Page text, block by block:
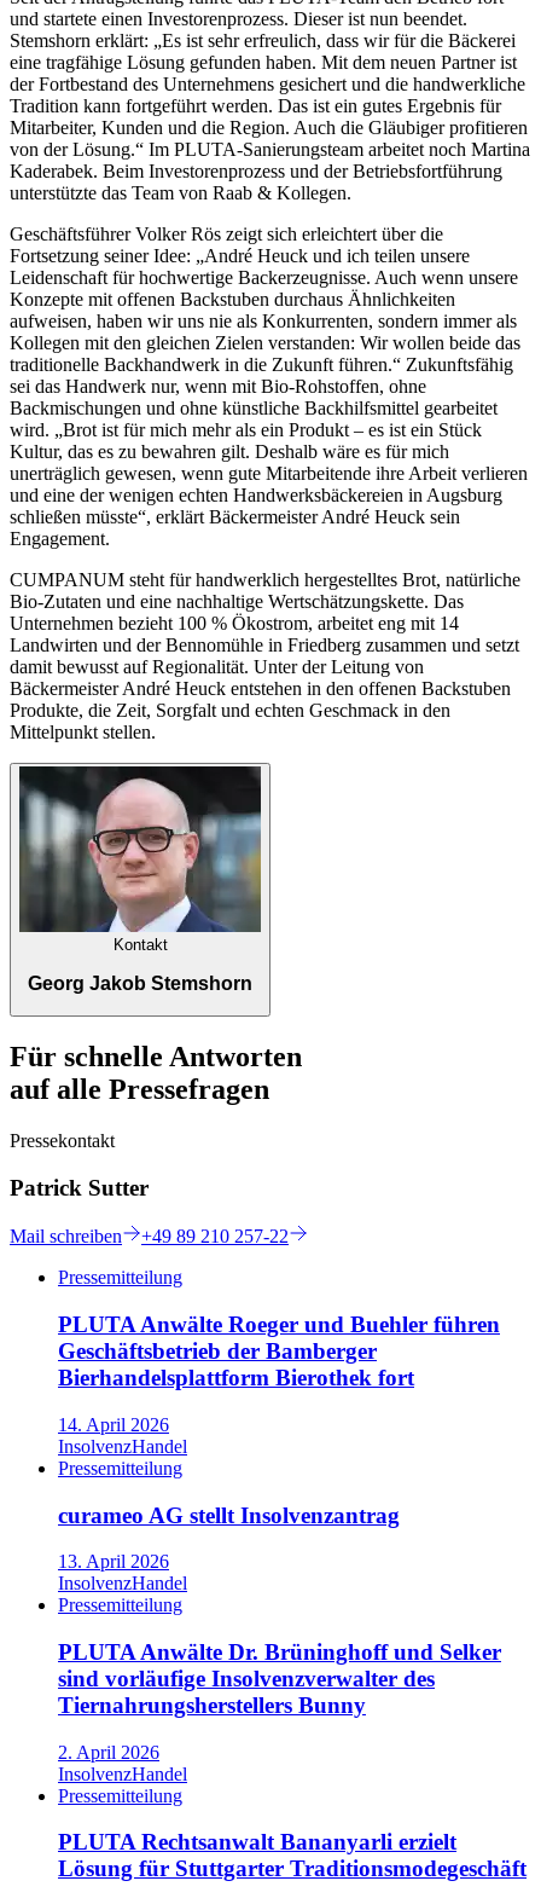
und startete einen Investorenprozess. Dieser ist nun beendet.
Stemshorn erklärt: „Es ist sehr erfreulich, dass wir für die Bäckerei
eine tragfähige Lösung gefunden haben. Mit dem neuen Partner ist
der Fortbestand des Unternehmens gesichert und die handwerkliche
Tradition kann fortgeführt werden. Das ist ein gutes Ergebnis für
Mitarbeiter, Kunden und die Region. Auch die Gläubiger profitieren
von der Lösung.“ Im PLUTA-Sanierungsteam arbeitet noch Martina
Kaderabek. Beim Investorenprozess und der Betriebsfortführung
unterstützte das Team von Raab & Kollegen.
Geschäftsführer Volker Rös zeigt sich erleichtert über die
Fortsetzung seiner Idee: „André Heuck und ich teilen unsere
Leidenschaft für hochwertige Backerzeugnisse. Auch wenn unsere
Konzepte mit offenen Backstuben durchaus Ähnlichkeiten
aufweisen, haben wir uns nie als Konkurrenten, sondern immer als
Kollegen mit den gleichen Zielen verstanden: Wir wollen beide das
traditionelle Backhandwerk in die Zukunft führen.“ Zukunftsfähig
sei das Handwerk nur, wenn mit Bio-Rohstoffen, ohne
Backmischungen und ohne künstliche Backhilfsmittel gearbeitet
wird. „Brot ist für mich mehr als ein Produkt – es ist ein Stück
Kultur, das es zu bewahren gilt. Deshalb wäre es für mich
unerträglich gewesen, wenn gute Mitarbeitende ihre Arbeit verlieren
und eine der wenigen echten Handwerksbäckereien in Augsburg
schließen müsste“, erklärt Bäckermeister André Heuck sein
Engagement.
CUMPANUM steht für handwerklich hergestelltes Brot, natürliche
Bio-Zutaten und eine nachhaltige Wertschätzungskette. Das
Unternehmen bezieht 100 % Ökostrom, arbeitet eng mit 14
Landwirten und der Bennomühle in Friedberg zusammen und setzt
damit bewusst auf Regionalität. Unter der Leitung von
Bäckermeister André Heuck entstehen in den offenen Backstuben
Produkte, die Zeit, Sorgfalt und echten Geschmack in den
Mittelpunkt stellen.
Kontakt
Georg Jakob Stemshorn
Für schnelle Antworten
auf alle Pressefragen
Pressekontakt
Patrick Sutter
Mail schreiben
+49 89 210 257-22
Pressemitteilung
PLUTA Anwälte Roeger und Buehler führen
Geschäftsbetrieb der Bamberger
Bierhandelsplattform Bierothek fort
14. April 2026
InsolvenzHandel
Pressemitteilung
curameo AG stellt Insolvenzantrag
13. April 2026
InsolvenzHandel
Pressemitteilung
PLUTA Anwälte Dr. Brüninghoff und Selker
sind vorläufige Insolvenzverwalter des
Tiernahrungsherstellers Bunny
2. April 2026
InsolvenzHandel
Pressemitteilung
PLUTA Rechtsanwalt Bananyarli erzielt
Lösung für Stuttgarter Traditionsmodegeschäft